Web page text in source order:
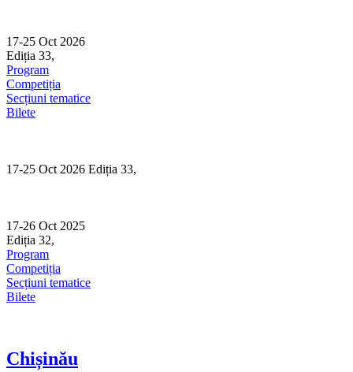
content
17-25 Oct 2026
Ediția 33,
Program
Competiția
Secțiuni tematice
Bilete
17-25 Oct 2026 Ediția 33,
17-26 Oct 2025
Ediția 32,
Program
Competiția
Secțiuni tematice
Bilete
Chișinău